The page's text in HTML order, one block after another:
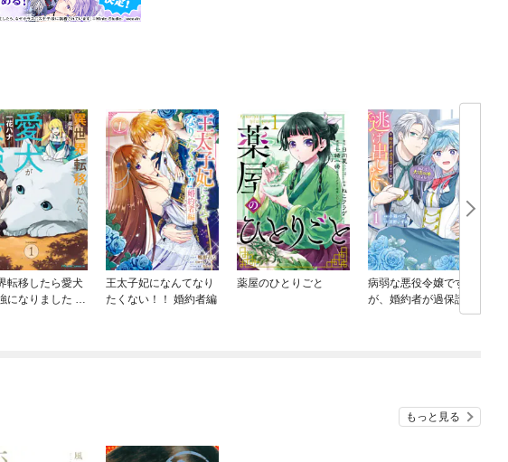
転移したら愛犬
になりました ～
王太子妃になんてなり
たくない！！ 婚約者編
薬屋のひとりごと
病弱な悪役令嬢です
が、婚約者が過保護す
ぎて逃げ出したい(私た
もっと見る